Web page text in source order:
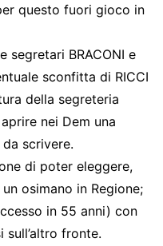
questo fuori gioco in
segretari BRACONI e
sconfitta di RICCI
della segreteria
nei Dem una
scrivere.
di poter eleggere,
osimano in Regione;
in 55 anni) con
sull’altro fronte.